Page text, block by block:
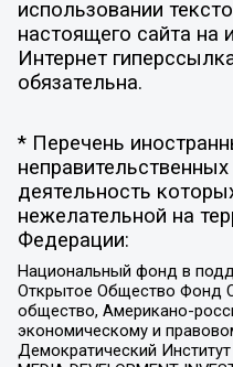
использовании
настоящего сайта на
Интернет
обязательна.
* Перечень
неправительственных
деятельность
нежелательной на
Федерации:
Национальный фонд в
Открытое Общество Фонд
общество, Американо-
экономическому и
Демократический